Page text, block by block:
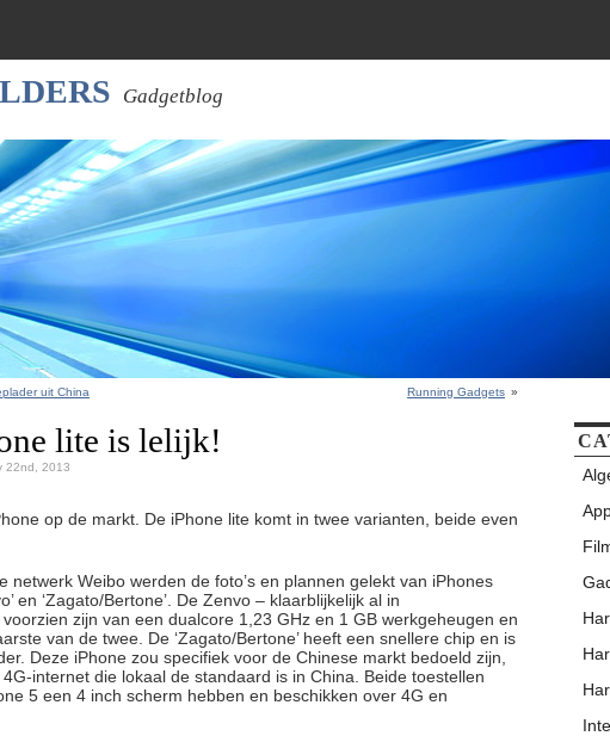
Gadgetblog
uit China Running Gadgets »
lite is lelijk!
22nd, 2013
op de markt. De iPhone lite komt in twee varianten, beide even
netwerk Weibo werden de foto’s en plannen gelekt van iPhones
en ‘Zagato/Bertone’. De Zenvo – klaarblijkelijk al in
zijn van een dualcore 1,23 GHz en 1 GB werkgeheugen en
van de twee. De ‘Zagato/Bertone’ heeft een snellere chip en is
Deze iPhone zou specifiek voor de Chinese markt bedoeld zijn,
internet die lokaal de standaard is in China. Beide toestellen
5 een 4 inch scherm hebben en beschikken over 4G en